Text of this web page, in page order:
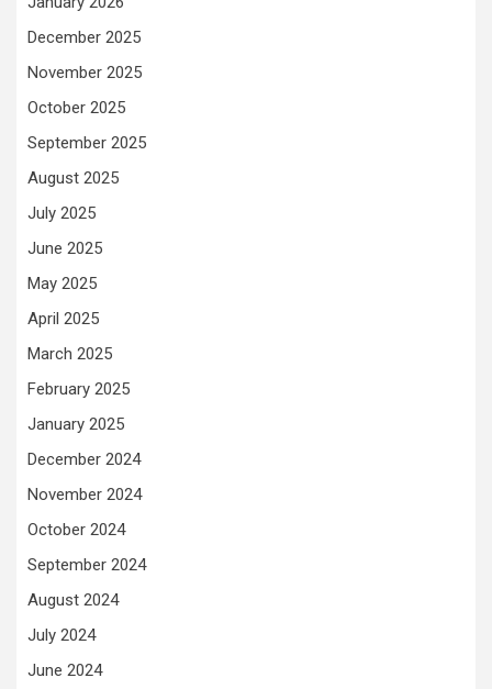
December 2025
November 2025
October 2025
September 2025
August 2025
July 2025
June 2025
May 2025
April 2025
March 2025
February 2025
January 2025
December 2024
November 2024
October 2024
September 2024
August 2024
July 2024
June 2024